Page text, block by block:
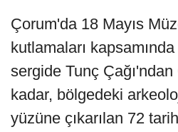
Çorum'da 18 Mayıs
kutlamaları
sergide Tunç
kadar, bölgedeki
yüzüne çıkarılan 72